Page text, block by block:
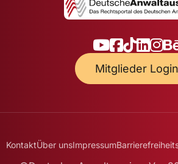
Mitglieder Login
KontaktÜber unsImpressum